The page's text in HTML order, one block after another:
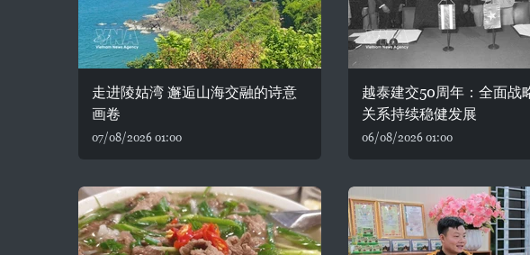
走进陵姑湾 邂逅山海交融的诗意
画卷
07/08/2026 01:00
越泰建交50周年：全面战
关系持续稳健发展
06/08/2026 01:00